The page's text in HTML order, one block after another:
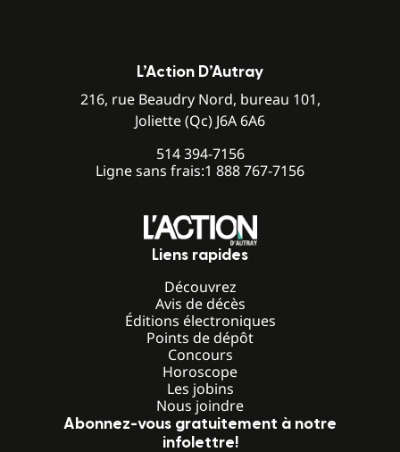
L’Action D’Autray
216, rue Beaudry Nord, bureau 101,
Joliette (Qc) J6A 6A6
514 394-7156
Ligne sans frais:1 888 767-7156
Liens rapides
Découvrez
Avis de décès
Éditions électroniques
Points de dépôt
Concours
Horoscope
Les jobins
Nous joindre
Abonnez-vous gratuitement à notre
infolettre!